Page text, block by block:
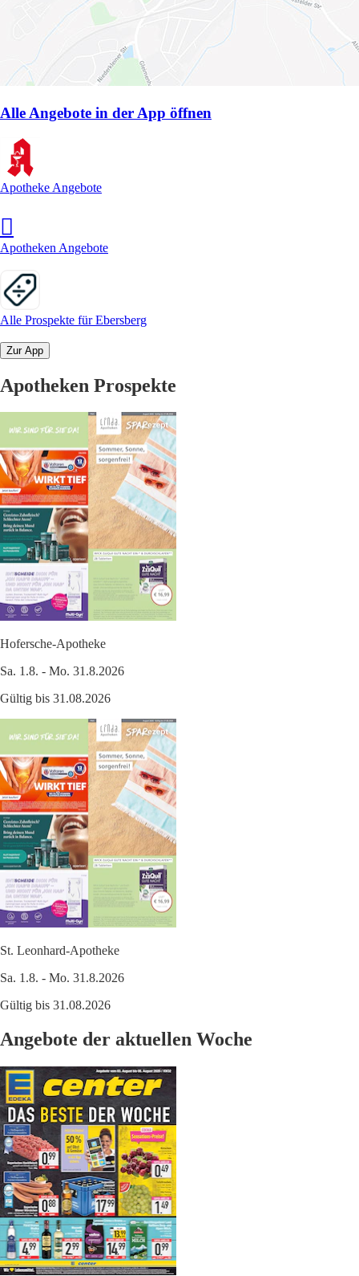
Alle Angebote in der App öffnen
Apotheke Angebote
Apotheken Angebote
Alle Prospekte für Ebersberg
Zur App
Apotheken Prospekte
Hofersche-Apotheke
Sa. 1.8. - Mo. 31.8.2026
Gültig bis 31.08.2026
St. Leonhard-Apotheke
Sa. 1.8. - Mo. 31.8.2026
Gültig bis 31.08.2026
Angebote der aktuellen Woche